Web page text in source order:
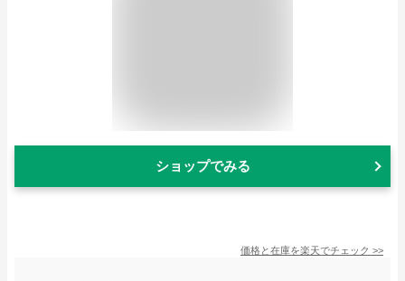
ショップでみる
価格と在庫を楽天でチェック >>